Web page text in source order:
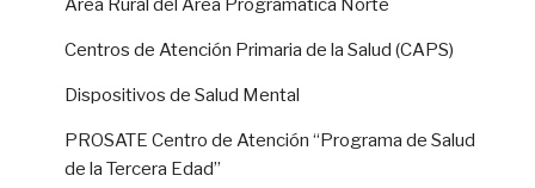
Área Rural del Área Programática Norte
Centros de Atención Primaria de la Salud (CAPS)
Dispositivos de Salud Mental
PROSATE Centro de Atención “Programa de Salud
de la Tercera Edad”